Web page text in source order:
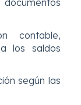
contable,
los saldos
según las